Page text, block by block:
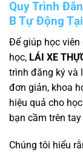
Quy Trình
B Tự Động
Để giúp học viên
học, LÁI XE
trình đăng ký và
đơn giản, khoa
hiệu quả cho
bạn cầm trên
Chúng tôi hiểu